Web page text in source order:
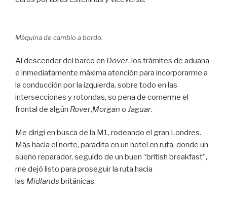
Máquina de cambio a bordo.
Al descender del barco en Dover, los trámites de aduana
e inmediatamente máxima atención para incorporarme a
la conducción por la izquierda, sobre todo en las
intersecciones y rotondas, so pena de comerme el
frontal de algún Rover,Morgan o Jaguar.
Me dirigí en busca de la M1, rodeando el gran Londres.
Más hacia el norte, paradita en un hotel en ruta, donde un
sueño reparador, seguido de un buen “british breakfast”,
me dejó listo para proseguir la ruta hacia
las Midlands británicas.